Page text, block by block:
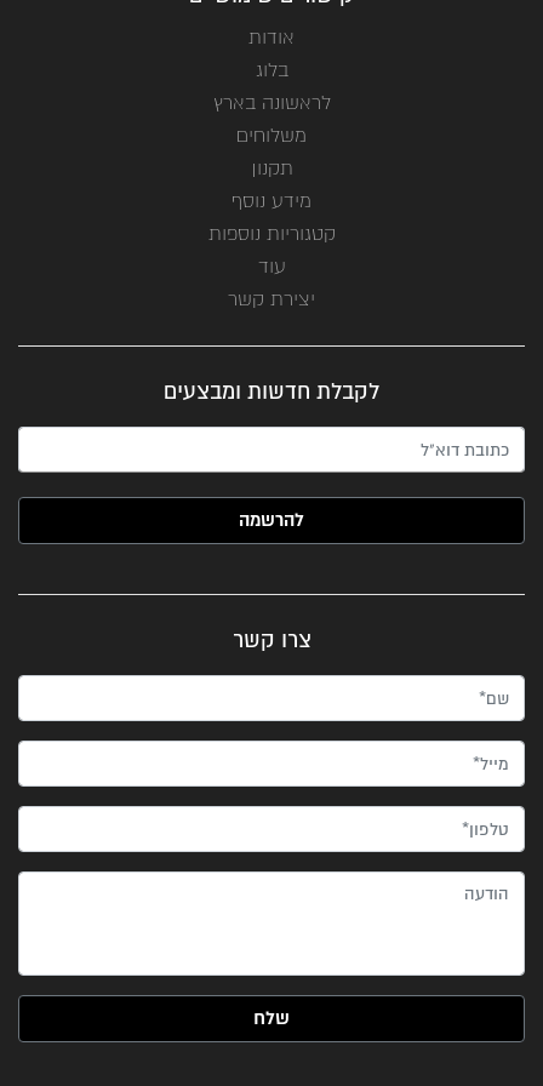
אודות
בלוג
לראשונה בארץ
משלוחים
תקנון
מידע נוסף
קטגוריות נוספות
עוד
יצירת קשר
לקבלת חדשות ומבצעים
האימייל שלך (חובה)
צרו קשר